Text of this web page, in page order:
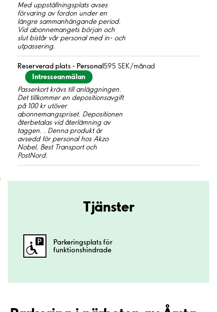
Med uppställningsplats avses
förvaring av fordon under en
längre sammanhängande period.
Vid abonnemangets början och
slut bistår vår personal med in- och
utpassering.
Reserverad plats - Personal595 SEK/månad
Intresseanmälan
Passerkort krävs till anläggningen.
Det tillkommer en depositionsavgift
på 100 kr utöver
abonnemangspriset. Depositionen
återbetalas vid återlämning av
taggen. . Denna produkt är
avsedd för personal hos Akzo
Nobel, Best Transport och
PostNord.
;
Tjänster
Parkeringsplats för
funktionshindrade